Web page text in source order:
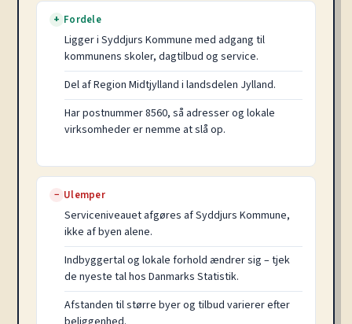
+ Fordele
Ligger i Syddjurs Kommune med adgang til
kommunens skoler, dagtilbud og service.
Del af Region Midtjylland i landsdelen Jylland.
Har postnummer 8560, så adresser og lokale
virksomheder er nemme at slå op.
− Ulemper
Serviceniveauet afgøres af Syddjurs Kommune,
ikke af byen alene.
Indbyggertal og lokale forhold ændrer sig – tjek
de nyeste tal hos Danmarks Statistik.
Afstanden til større byer og tilbud varierer efter